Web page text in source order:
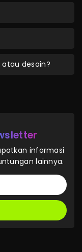
desain?
informasi
lainnya.